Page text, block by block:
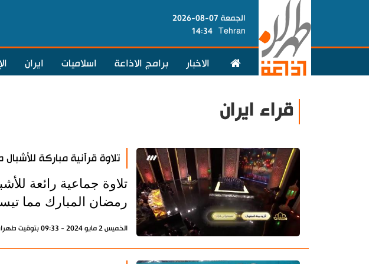
الجمعة 07-08-2026
Tehran
14:34
الاخبار برامج الاذاعة اسلاميات ايران
قراء ايران
تلاوة قرآنية مباركة
تلاوة جماعية رائعة
رمضان المبارك مما
الخميس 2 مايو 2024 - 09:33 بتوقيت طهران